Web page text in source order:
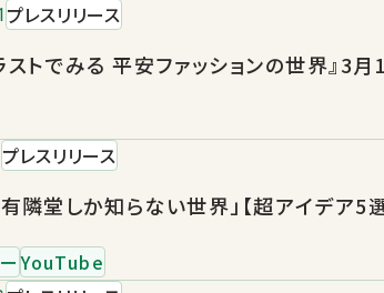
プレスリリース
ストでみる 平安ファッションの世界』3
プレスリリース
隣堂しか知らない世界」【超アイデア
YouTube